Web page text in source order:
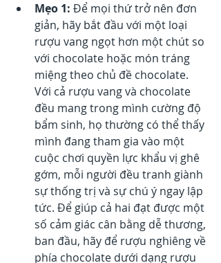
Mẹo 1: Để mọi thứ trở nên đơn
giản, hãy bắt đầu với một loại
rượu vang ngọt hơn một chút so
với chocolate hoặc món tráng
miệng theo chủ đề chocolate.
Với cả rượu vang và chocolate
đều mang trong mình cường độ
bẩm sinh, họ thường có thể thấy
mình đang tham gia vào một
cuộc chơi quyền lực khẩu vị ghê
gớm, mỗi người đều tranh giành
sự thống trị và sự chú ý ngay lập
tức. Để giúp cả hai đạt được một
số cảm giác cân bằng dễ thương,
ban đầu, hãy để rượu nghiêng về
phía chocolate dưới dạng rượu